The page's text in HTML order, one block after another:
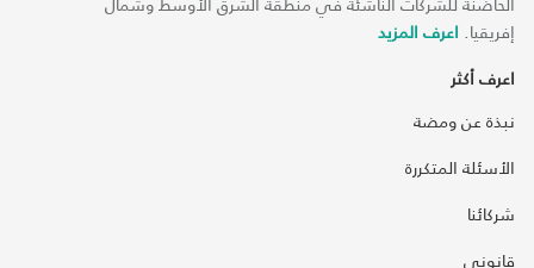
إفريقيا. اعرف المزيد
اعرف أكثر
نبذة عن ومضة
الأسئلة المتكررة
شركائنا
قانوني